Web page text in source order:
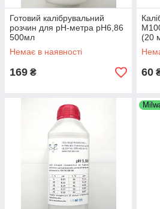
Готовий калібрувальний
розчин для рН-метра рН6,86
500мл
Немає в наявності
169 ₴
(20
60